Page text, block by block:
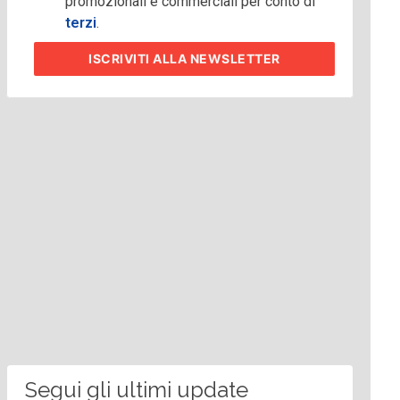
terzi.
ISCRIVITIALLA NEWSLETTER
Segui gli ultimi update